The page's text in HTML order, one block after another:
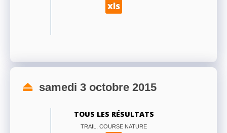
xls
samedi 3 octobre 2015
TOUS LES RÉSULTATS
TRAIL, COURSE NATURE